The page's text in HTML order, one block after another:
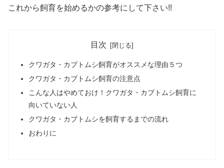
これから飼育を始めるかの参考にして下さい!!
目次
クワガタ・カブトムシ飼育がオススメな理由５つ
クワガタ・カブトムシ飼育の注意点
こんな人はやめておけ！クワガタ・カブトムシ飼育に
向いていない人
クワガタ・カブトムシを飼育するまでの流れ
おわりに